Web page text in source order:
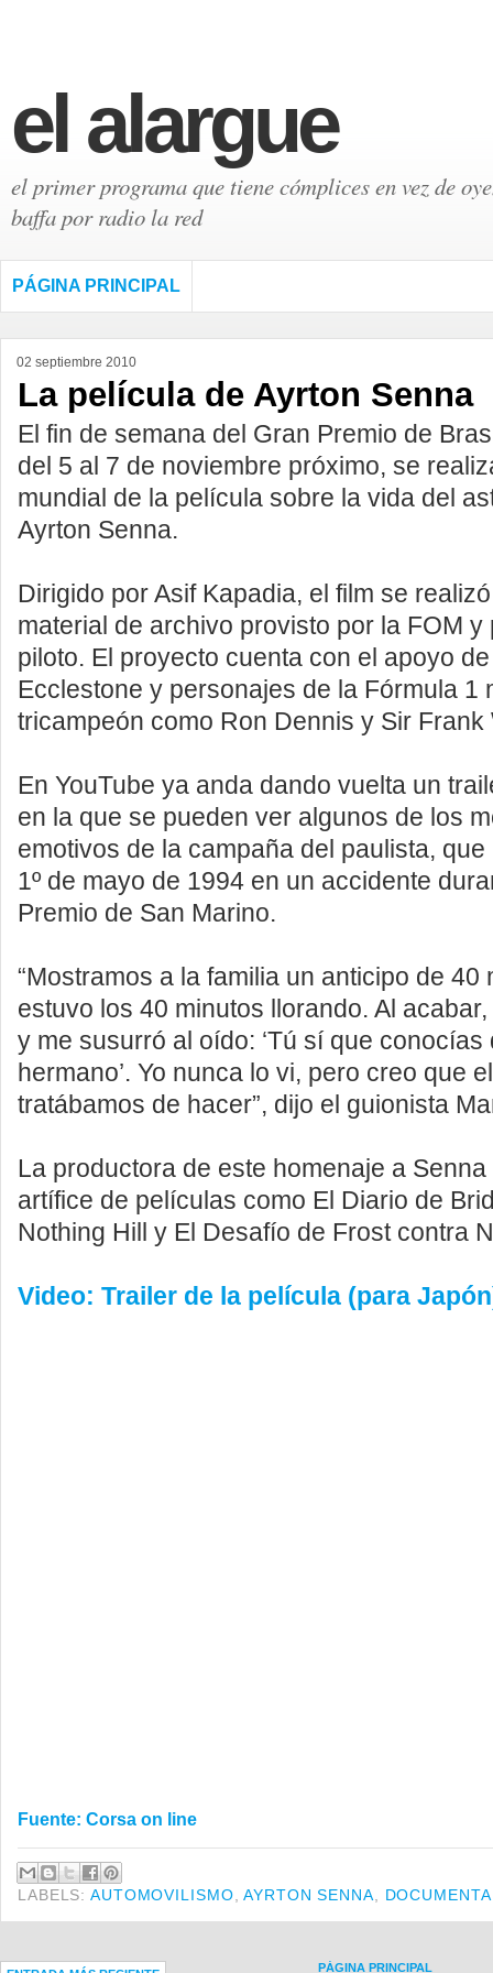
el alargue
el primer programa que tiene cómplices en vez de
baffa por radio la red
PÁGINA PRINCIPAL
02 septiembre 2010
La película de Ayrton Senna
El fin de semana del Gran Premio de
del 5 al 7 de noviembre próximo, se
mundial de la película sobre la vida del
Ayrton Senna.
Dirigido por Asif Kapadia, el film se
material de archivo provisto por la FOM y
piloto. El proyecto cuenta con el apoyo
Ecclestone y personajes de la Fórmula 1
tricampeón como Ron Dennis y Sir Frank
En YouTube ya anda dando vuelta un
en la que se pueden ver algunos de los
emotivos de la campaña del paulista,
1º de mayo de 1994 en un accidente
Premio de San Marino.
“Mostramos a la familia un anticipo de 40
estuvo los 40 minutos llorando. Al
y me susurró al oído: ‘Tú sí que conocías
hermano’. Yo nunca lo vi, pero creo que
tratábamos de hacer”, dijo el guionista
La productora de este homenaje a
artífice de películas como El Diario de
Nothing Hill y El Desafío de Frost contra
Video: Trailer de la película (para
Fuente: Corsa on line
LABELS:AUTOMOVILISMO ,AYRTON SENNA
PÁGINA PRINCIPAL